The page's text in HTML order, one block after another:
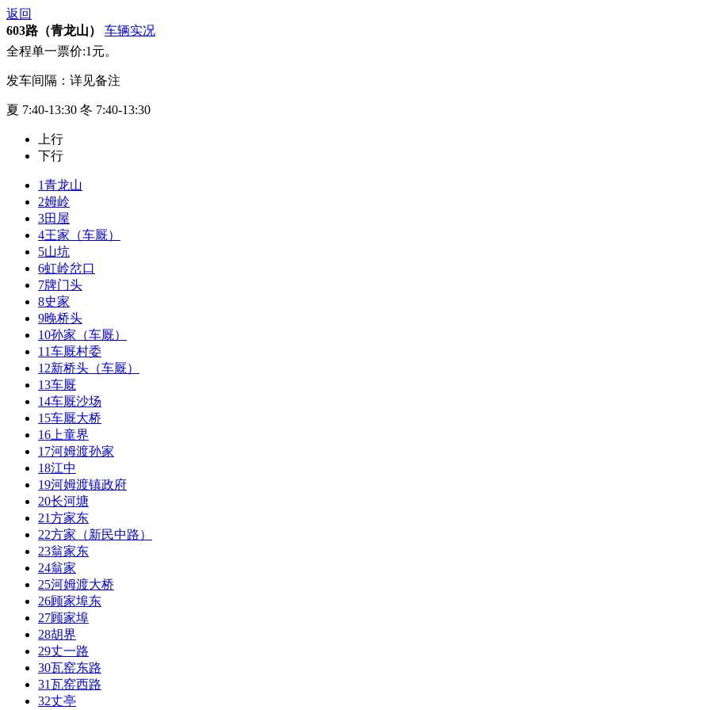
返回
603路（青龙山）
车辆实况
全程单一票价:1元。
发车间隔：详见备注
夏 7:40-13:30 冬 7:40-13:30
上行
下行
1青龙山
2姆岭
3田屋
4王家（车厩）
5山坑
6虹岭岔口
7牌门头
8史家
9晚桥头
10孙家（车厩）
11车厩村委
12新桥头（车厩）
13车厩
14车厩沙场
15车厩大桥
16 上童界
17河姆渡孙家
18江中
19河姆渡镇政府
20长河塘
21方家东
22方家（新民中路）
23翁家东
24翁家
25河姆渡大桥
26顾家埠东
27顾家埠
28胡界
29丈一路
30瓦窑东路
31瓦窑西路
32丈亭